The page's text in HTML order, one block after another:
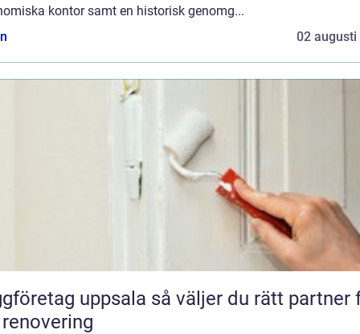
kontor samt en historisk genomg...
02 augusti
uppsala så väljer du rätt partner för